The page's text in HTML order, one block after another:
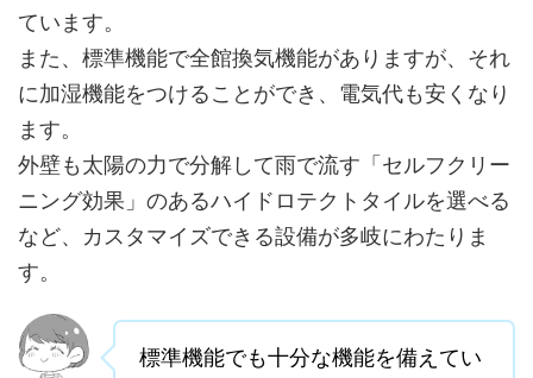
ています。
また、標準機能で全館換気機能がありますが、それ
に加湿機能をつけることができ、電気代も安くなり
ます。
外壁も太陽の力で分解して雨で流す「セルフクリー
ニング効果」のあるハイドロテクトタイルを選べる
など、カスタマイズできる設備が多岐にわたりま
す。
標準機能でも十分な機能を備えてい